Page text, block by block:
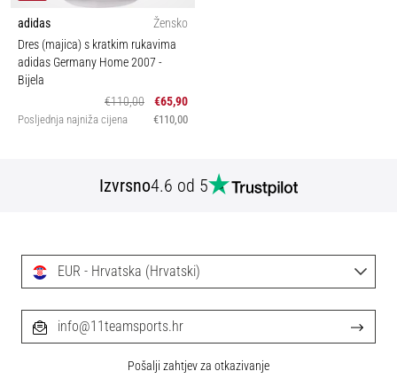
adidas
Žensko
Dres (majica) s kratkim rukavima
adidas Germany Home 2007 -
Bijela
€110,00
€65,90
Posljednja najniža cijena €110,00
Izvrsno4.6 od 5
EUR - Hrvatska (Hrvatski)
info@11teamsports.hr
Pošalji zahtjev za otkazivanje